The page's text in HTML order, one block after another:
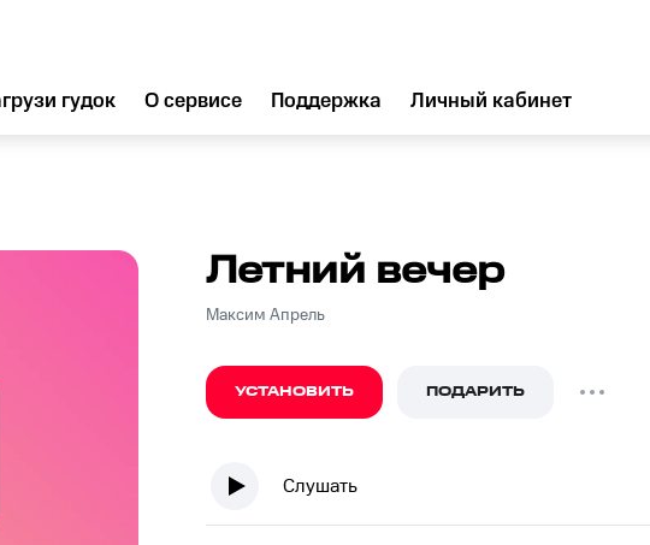
гудок О сервисе Поддержка Личный кабинет
Летний вечер
Максим Апрель
УСТАНОВИТЬ ПОДАРИТЬ
Слушать